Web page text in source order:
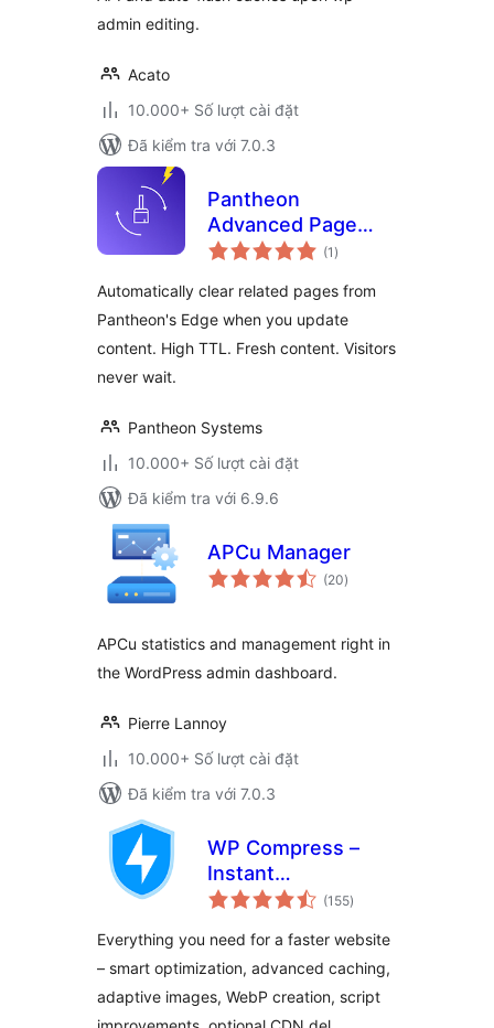
admin editing.
Acato
10.000+ Số lượt cài đặt
Đã kiểm tra với 7.0.3
Pantheon
Advanced Page
Cache
(1 tổng
đánh
)
Automatically clear related pages from
Pantheon's Edge when you update
content. High TTL. Fresh content. Visitors
never wait.
Pantheon Systems
10.000+ Số lượt cài đặt
Đã kiểm tra với 6.9.6
APCu Manager
(20tổng
đánh
)
APCu statistics and management right in
the WordPress admin dashboard.
Pierre Lannoy
10.000+ Số lượt cài đặt
Đã kiểm tra với 7.0.3
WP Compress –
Instant
Performance &
(155tổng
đánh
)
Everything you need for a faster website
– smart optimization, advanced caching,
adaptive images, WebP creation, script